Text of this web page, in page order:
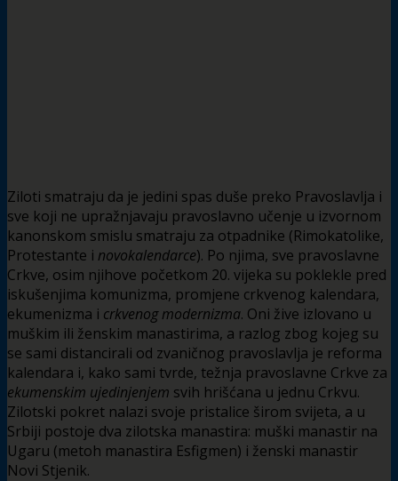
Ziloti smatraju da je jedini spas duše preko Pravoslavlja i
sve koji ne upražnjavaju pravoslavno učenje u izvornom
kanonskom smislu smatraju za otpadnike (Rimokatolike,
Protestante i novokalendarce). Po njima, sve pravoslavne
Crkve, osim njihove početkom 20. vijeka su poklekle pred
iskušenjima komunizma, promjene crkvenog kalendara,
ekumenizma i crkvenog modernizma. Oni žive izlovano u
muškim ili ženskim manastirima, a razlog zbog kojeg su
se sami distancirali od zvaničnog pravoslavlja je reforma
kalendara i, kako sami tvrde, težnja pravoslavne Crkve za
ekumenskim ujedinjenjem svih hrišćana u jednu Crkvu.
Zilotski pokret nalazi svoje pristalice širom svijeta, a u
Srbiji postoje dva zilotska manastira: muški manastir na
Ugaru (metoh manastira Esfigmen) i ženski manastir
Novi Stjenik.